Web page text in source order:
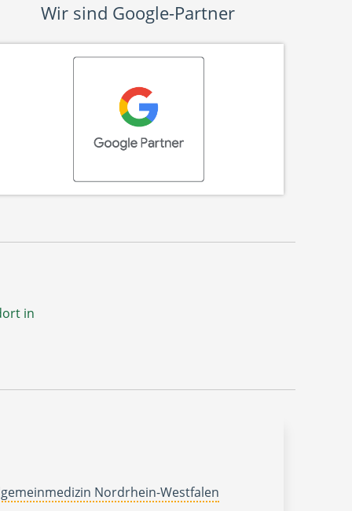
Wir sind Google-Partner
in
Nordrhein-Westfalen